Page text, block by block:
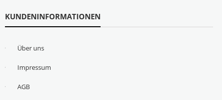
KUNDENINFORMATIONEN
Über uns
Impressum
AGB